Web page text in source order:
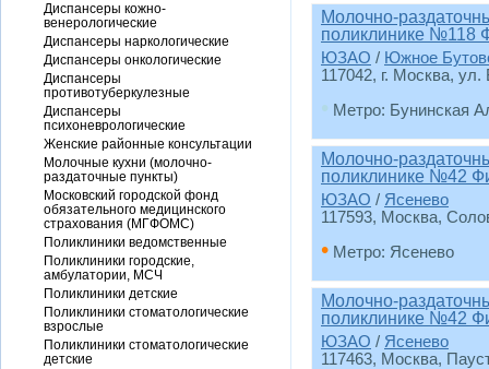
Молочно-
поликлинике №118
ЮЗАО / Южное
117042, г. Москва,
• Метро: Бунинская
Молочно-
поликлинике №42
ЮЗАО / Ясенево
117593, Москва,
• Метро: Ясенево
Молочно-
поликлинике №42
ЮЗАО / Ясенево
117463, Москва,
Диспансеры кожно-
венерологические
Диспансеры наркологические
Диспансеры онкологические
Диспансеры
противотуберкулезные
Диспансеры
психоневрологические
Женские районные консультации
Молочные кухни (молочно-
раздаточные пункты)
Московский городской фонд
обязательного медицинского
страхования (МГФОМС)
Поликлиники ведомственные
Поликлиники городские,
амбулатории, МСЧ
Поликлиники детские
Поликлиники стоматологические
взрослые
Поликлиники стоматологические
детские